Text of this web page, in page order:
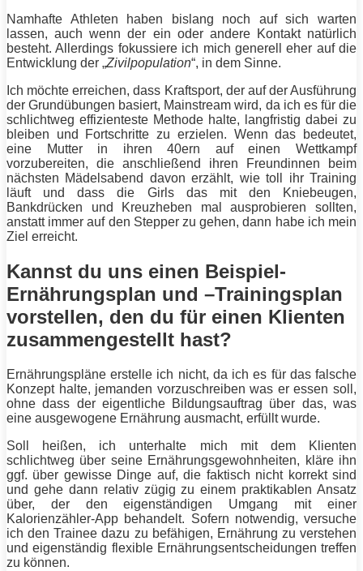
Namhafte Athleten haben bislang noch auf sich warten
lassen, auch wenn der ein oder andere Kontakt natürlich
besteht. Allerdings fokussiere ich mich generell eher auf die
Entwicklung der „Zivilpopulation“, in dem Sinne.
Ich möchte erreichen, dass Kraftsport, der auf der Ausführung
der Grundübungen basiert, Mainstream wird, da ich es für die
schlichtweg effizienteste Methode halte, langfristig dabei zu
bleiben und Fortschritte zu erzielen. Wenn das bedeutet,
eine Mutter in ihren 40ern auf einen Wettkampf
vorzubereiten, die anschließend ihren Freundinnen beim
nächsten Mädelsabend davon erzählt, wie toll ihr Training
läuft und dass die Girls das mit den
Kniebeugen,
Bankdrücken und Kreuzheben mal ausprobieren sollten,
anstatt immer auf den Stepper zu gehen, dann habe ich mein
Ziel erreicht.
Kannst du uns einen Beispiel-
Ernährungsplan und –Trainingsplan
vorstellen, den du für einen Klienten
zusammengestellt hast?
Ernährungspläne erstelle ich nicht, da ich es für das falsche
Konzept halte, jemanden vorzuschreiben was er essen soll,
ohne dass der eigentliche Bildungsauftrag über das, was
eine ausgewogene Ernährung ausmacht, erfüllt wurde.
Soll heißen, ich unterhalte mich mit dem Klienten
schlichtweg über seine Ernährungsgewohnheiten, kläre ihn
ggf. über gewisse Dinge auf, die faktisch nicht korrekt sind
und gehe dann relativ zügig zu einem praktikablen Ansatz
über, der den eigenständigen Umgang mit einer
Kalorienzähler-App behandelt. Sofern notwendig, versuche
ich den Trainee dazu zu befähigen, Ernährung zu verstehen
und eigenständig flexible Ernährungsentscheidungen treffen
zu können.